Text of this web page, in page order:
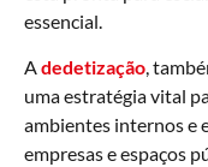
essencial.
Adedetização,
uma estratégia vital
ambientes internos e
empresas e espaços